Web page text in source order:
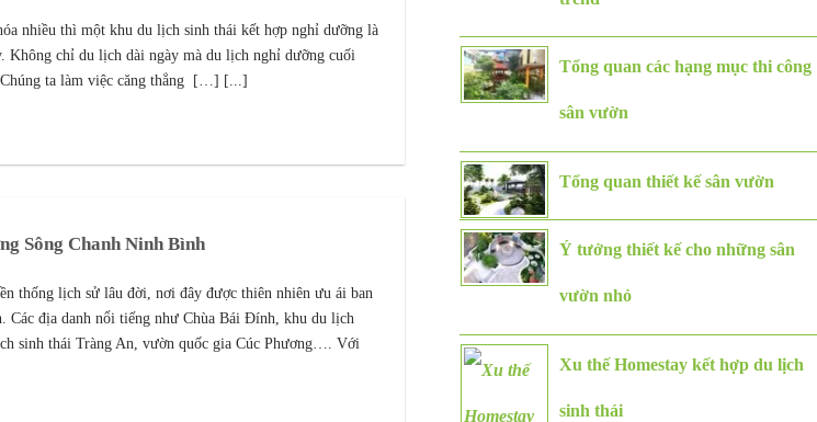
nhiều thì một khu du lịch sinh thái kết hợp nghỉ dưỡng là
Không chỉ du lịch dài ngày mà du lịch nghỉ dưỡng cuối
Chúng ta làm việc căng thẳng […] [...]
Sông Chanh Ninh Bình
thống lịch sử lâu đời, nơi đây được thiên nhiên ưu ái ban
Các địa danh nổi tiếng như Chùa Bái Đính, khu du lịch
sinh thái Tràng An, vườn quốc gia Cúc Phương…. Với
Tổng quan các hạng mục thi công
sân vườn
Tổng quan thiết kế sân vườn
Ý tưởng thiết kế cho những sân
vườn nhỏ
Xu thế Homestay kết hợp du lịch
sinh thái